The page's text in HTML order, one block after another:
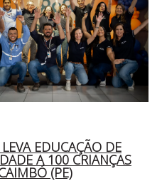
EDUCAÇÃO DE
A 100 CRIANÇAS
(PE)